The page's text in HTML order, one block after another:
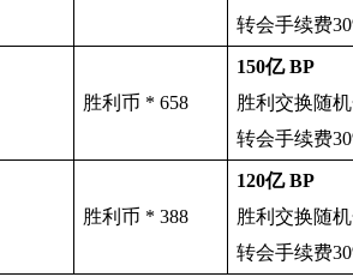
转会手续费
胜利币 *658
150亿 BP
胜利交换随
转会手续费
胜利币 *388
120亿 BP
胜利交换随
转会手续费